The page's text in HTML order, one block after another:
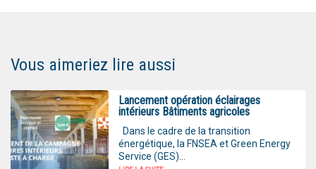
Vous aimeriez lire aussi
Lancement opération éclairages
intérieurs Bâtiments agricoles
Dans le cadre de la transition
énergétique, la FNSEA et Green Energy
Service (GES)...